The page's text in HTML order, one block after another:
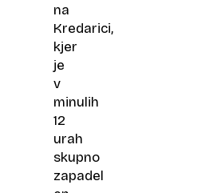
na
Kredarici,
kjer
je
v
minulih
12
urah
skupno
zapadel